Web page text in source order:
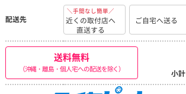
配送先
＼手間なし簡単／
近くの取付店へ
直送する
ご自宅へ送る
送料無料
（沖縄・離島・個人宅への配送を除く） 小計